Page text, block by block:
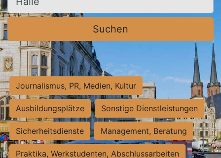
Suchen
Journalismus, PR, Medien, Kultur
Ausbildungsplätze Sonstige Dienstleistungen
Sicherheitsdienste Management, Beratung
Praktika, Werkstudenten, Abschlussarbeiten